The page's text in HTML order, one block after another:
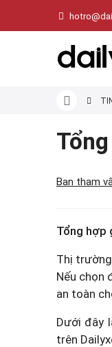
Ban tham
Tổng hợp
Thị trường
Nếu chọn
an toàn
Dưới đây
trên